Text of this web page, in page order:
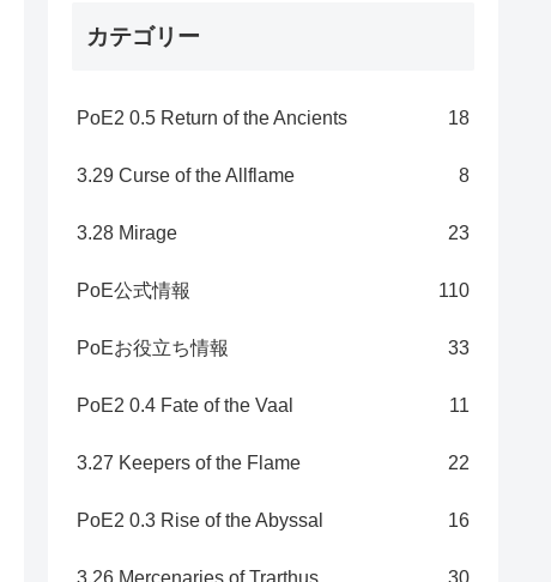
カテゴリー
PoE2 0.5 Return of the Ancients 18
3.29 Curse of the Allflame 8
3.28 Mirage 23
PoE公式情報 110
PoEお役立ち情報 33
PoE2 0.4 Fate of the Vaal 11
3.27 Keepers of the Flame 22
PoE2 0.3 Rise of the Abyssal 16